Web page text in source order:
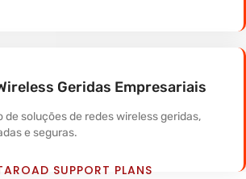
Geridas Empresariais
de soluções de redes wireless geridas,
e seguras.
SUPPORT PLANS